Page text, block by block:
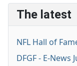
The latest
NFL Hall of
DFGF - E-News